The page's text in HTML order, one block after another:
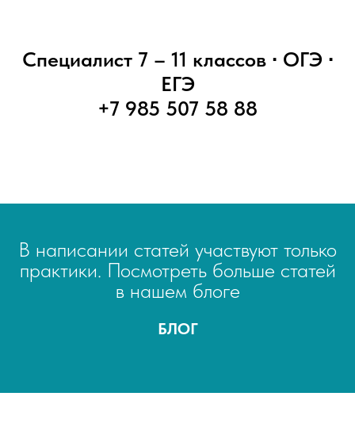
Специалист 7 – 11 классов ∙ ОГЭ ∙
ЕГЭ
+7 985 507 58 88
В написании статей участвуют только
практики. Посмотреть больше статей
в нашем блоге
БЛОГ